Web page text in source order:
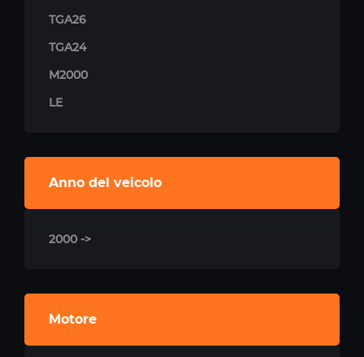
TGA26
TGA24
M2000
LE
Anno del veicolo
2000 ->
Motore